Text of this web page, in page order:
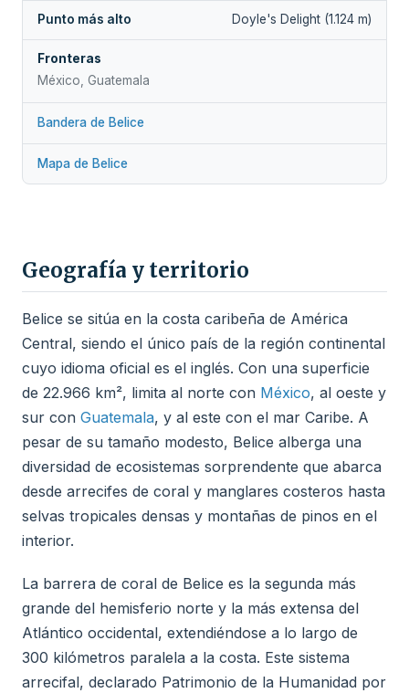
Punto más alto Doyle's Delight (1.124 m)
Fronteras
México, Guatemala
Bandera de Belice
Mapa de Belice
Geografía y territorio
Belice se sitúa en la costa caribeña de América
Central, siendo el único país de la región continental
cuyo idioma oficial es el inglés. Con una superficie
de 22.966 km², limita al norte con México, al oeste y
sur con Guatemala, y al este con el mar Caribe. A
pesar de su tamaño modesto, Belice alberga una
diversidad de ecosistemas sorprendente que abarca
desde arrecifes de coral y manglares costeros hasta
selvas tropicales densas y montañas de pinos en el
interior.
La barrera de coral de Belice es la segunda más
grande del hemisferio norte y la más extensa del
Atlántico occidental, extendiéndose a lo largo de
300 kilómetros paralela a la costa. Este sistema
arrecifal, declarado Patrimonio de la Humanidad por